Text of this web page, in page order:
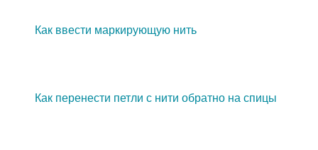
Как ввести маркирующую нить
Как перенести петли с нити обратно на спицы